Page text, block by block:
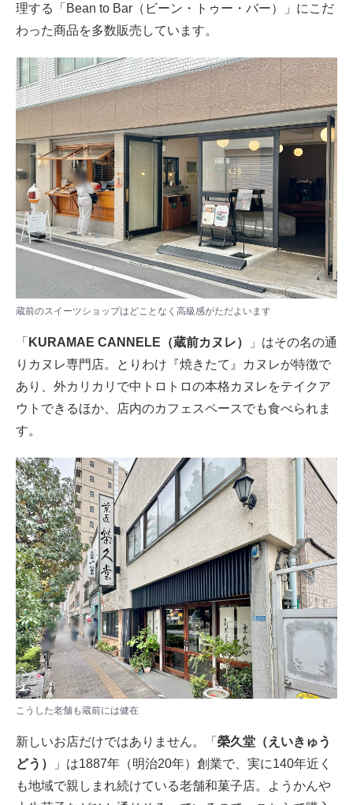
理する「Bean to Bar（ビーン・トゥー・バー）」にこだ
わった商品を多数販売しています。
蔵前のスイーツショップはどことなく高級感がただよいます
「 KURAMAE CANNELE（蔵前カヌレ）
」はその名の通
りカヌレ専門店。とりわけ『焼きたて』カヌレが特徴で
あり、外カリカリで中トロトロの本格カヌレをテイクア
ウトできるほか、店内のカフェスペースでも食べられま
す。
こうした老舗も蔵前には健在
新しいお店だけではありません。「 榮久堂（えいきゅう
どう）
」は1887年（明治20年）創業で、実に140年近く
も地域で親しまれ続けている老舗和菓子店。ようかんや